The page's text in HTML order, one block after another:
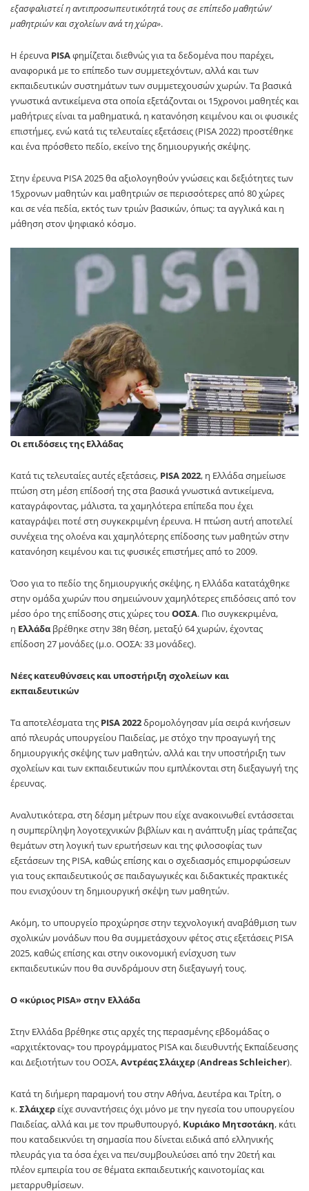
εξασφαλιστεί η αντιπροσωπευτικότητά τους σε επίπεδο μαθητών/
μαθητριών και σχολείων ανά τη χώρα».
Η έρευνα PISAφημίζεται διεθνώς για τα δεδομένα που παρέχει,
αναφορικά με το επίπεδο των συμμετεχόντων, αλλά και των
εκπαιδευτικών συστημάτων των συμμετεχουσών χωρών. Τα βασικά
γνωστικά αντικείμενα στα οποία εξετάζονται οι 15χρονοι μαθητές και
μαθήτριες είναι τα μαθηματικά, η κατανόηση κειμένου και οι φυσικές
επιστήμες, ενώ κατά τις τελευταίες εξετάσεις (PISA 2022) προστέθηκε
και ένα πρόσθετο πεδίο, εκείνο της δημιουργικής σκέψης.
Στην έρευνα PISA 2025 θα αξιολογηθούν γνώσεις και δεξιότητες των
15χρονων μαθητών και μαθητριών σε περισσότερες από 80 χώρες
και σε νέα πεδία, εκτός των τριών βασικών, όπως: τα αγγλικά και η
μάθηση στον ψηφιακό κόσμο.
Οι επιδόσεις της Ελλάδας
Κατά τις τελευταίες αυτές εξετάσεις, PISA 2022, η Ελλάδα σημείωσε
πτώση στη μέση επίδοσή της στα βασικά γνωστικά αντικείμενα,
καταγράφοντας, μάλιστα, τα χαμηλότερα επίπεδα που έχει
καταγράψει ποτέ στη συγκεκριμένη έρευνα. Η πτώση αυτή αποτελεί
συνέχεια της ολοένα και χαμηλότερης επίδοσης των μαθητών στην
κατανόηση κειμένου και τις φυσικές επιστήμες από το 2009.
Όσο για το πεδίο της δημιουργικής σκέψης, η Ελλάδα κατατάχθηκε
στην ομάδα χωρών που σημειώνουν χαμηλότερες επιδόσεις από τον
μέσο όρο της επίδοσης στις χώρες τουΟΟΣΑ. Πιο συγκεκριμένα,
η Ελλάδα βρέθηκε στην 38η θέση, μεταξύ 64 χωρών, έχοντας
επίδοση 27 μονάδες (μ.ο. ΟΟΣΑ: 33 μονάδες).
Νέες κατευθύνσεις και υποστήριξη σχολείων και
εκπαιδευτικών
Τα αποτελέσματα της PISA 2022δρομολόγησαν μία σειρά κινήσεων
από πλευράς υπουργείου Παιδείας, με στόχο την προαγωγή της
δημιουργικής σκέψης των μαθητών, αλλά και την υποστήριξη των
σχολείων και των εκπαιδευτικών που εμπλέκονται στη διεξαγωγή της
έρευνας.
Αναλυτικότερα, στη δέσμη μέτρων που είχε ανακοινωθεί εντάσσεται
η συμπερίληψη λογοτεχνικών βιβλίων και η ανάπτυξη μίας τράπεζας
θεμάτων στη λογική των ερωτήσεων και της φιλοσοφίας των
εξετάσεων της PISA, καθώς επίσης και ο σχεδιασμός επιμορφώσεων
για τους εκπαιδευτικούς σε παιδαγωγικές και διδακτικές πρακτικές
που ενισχύουν τη δημιουργική σκέψη των μαθητών.
Ακόμη, το υπουργείο προχώρησε στην τεχνολογική αναβάθμιση των
σχολικών μονάδων που θα συμμετάσχουν φέτος στις εξετάσεις PISA
2025, καθώς επίσης και στην οικονομική ενίσχυση των
εκπαιδευτικών που θα συνδράμουν στη διεξαγωγή τους.
Ο «κύριος PISA» στην Ελλάδα
Στην Ελλάδα βρέθηκε στις αρχές της περασμένης εβδομάδας ο
«αρχιτέκτονας» του προγράμματος PISA και διευθυντής Εκπαίδευσης
και Δεξιοτήτων του ΟOΣΑ,Αντρέας Σλάιχερ(Andreas Schleicher).
Κατά τη διήμερη παραμονή του στην Αθήνα, Δευτέρα και Τρίτη, ο
κ.Σλάιχερείχε συναντήσεις όχι μόνο με την ηγεσία του υπουργείου
Παιδείας, αλλά και με τον πρωθυπουργό, Κυριάκο Μητσοτάκη, κάτι
που καταδεικνύει τη σημασία που δίνεται ειδικά από ελληνικής
πλευράς για τα όσα έχει να πει/συμβουλεύσει από την 20ετή και
πλέον εμπειρία του σε θέματα εκπαιδευτικής καινοτομίας και
μεταρρυθμίσεων.